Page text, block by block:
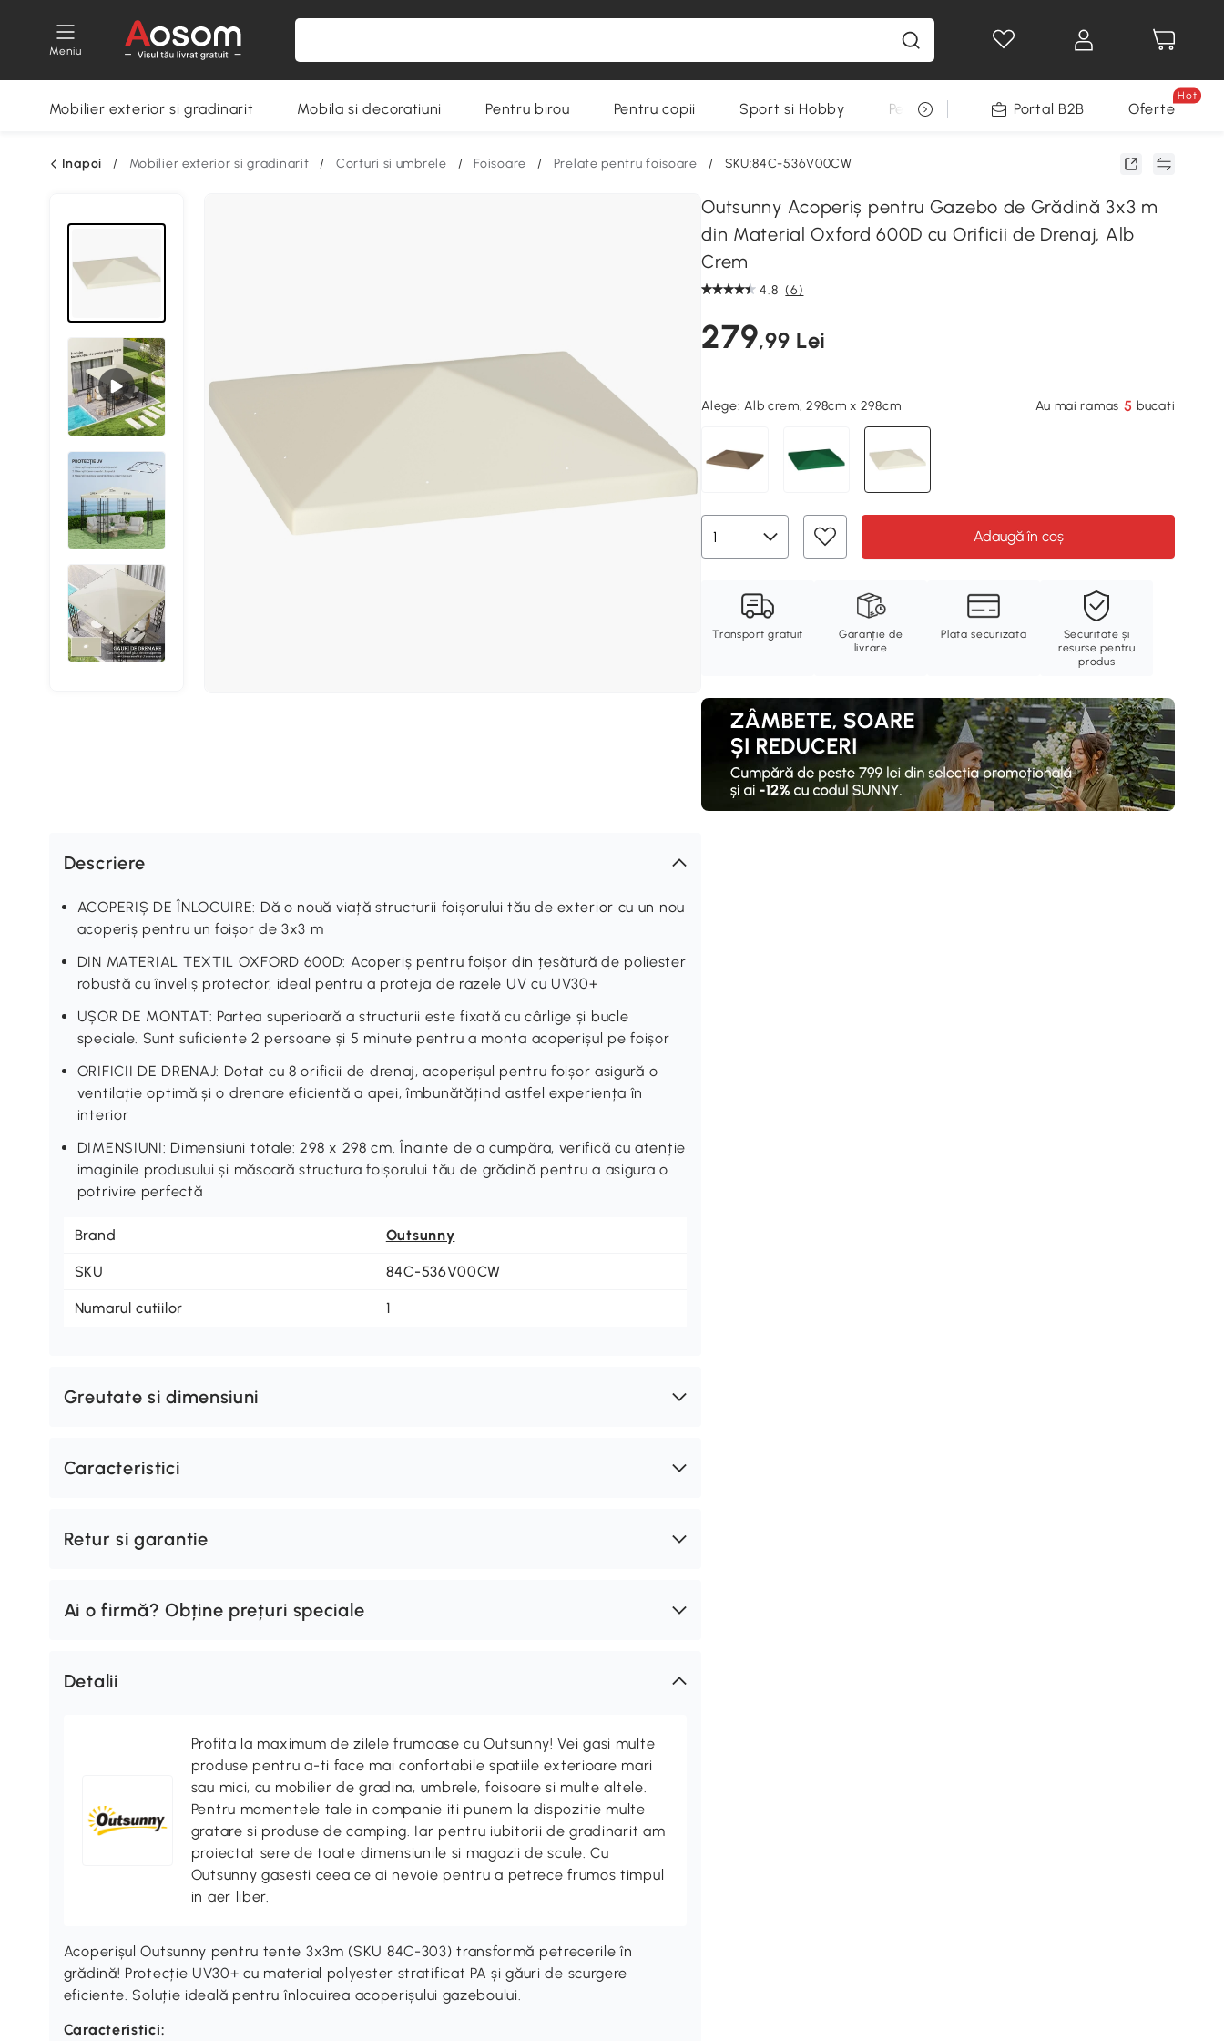
Meniu
Mobilier exterior si gradinarit Mobila si decoratiuni Pentru birou Pentru copii Sport si Hobby Pentru animale Decoratiuni Sarbatori
Portal B2B Oferte
Hot
Inapoi / Mobilier exterior si gradinarit / Corturi si umbrele / Foisoare / Prelate pentru foisoare / SKU:84C-536V00CW
Outsunny Acoperiș pentru Gazebo de Grădină 3x3 m
din Material Oxford 600D cu Orificii de Drenaj, Alb
Crem
4.8 (6)
279,99 Lei
Alege:Alb crem, 298cm x 298cm Au mai ramas 5bucati
Adaugă în coș
Transport gratuit
Garanție de
livrare
Plata securizata
Securitate și
resurse pentru
produs
Descriere
ACOPERIȘ DE ÎNLOCUIRE: Dă o nouă viață structurii foișorului tău de exterior cu un nou
acoperiș pentru un foișor de 3x3 m
DIN MATERIAL TEXTIL OXFORD 600D: Acoperiș pentru foișor din țesătură de poliester
robustă cu înveliș protector, ideal pentru a proteja de razele UV cu UV30+
UȘOR DE MONTAT: Partea superioară a structurii este fixată cu cârlige și bucle
speciale. Sunt suficiente 2 persoane și 5 minute pentru a monta acoperișul pe foișor
ORIFICII DE DRENAJ: Dotat cu 8 orificii de drenaj, acoperișul pentru foișor asigură o
ventilație optimă și o drenare eficientă a apei, îmbunătățind astfel experiența în
interior
DIMENSIUNI: Dimensiuni totale: 298 x 298 cm. Înainte de a cumpăra, verifică cu atenție
imaginile produsului și măsoară structura foișorului tău de grădină pentru a asigura o
potrivire perfectă
Brand Outsunny
SKU 84C-536V00CW
Numarul cutiilor 1
Greutate si dimensiuni
Caracteristici
Retur si garantie
Ai o firmă? Obține prețuri speciale
Detalii
Profita la maximum de zilele frumoase cu Outsunny! Vei gasi multe
produse pentru a-ti face mai confortabile spatiile exterioare mari
sau mici, cu mobilier de gradina, umbrele, foisoare si multe altele.
Pentru momentele tale in companie iti punem la dispozitie multe
gratare si produse de camping. Iar pentru iubitorii de gradinarit am
proiectat sere de toate dimensiunile si magazii de scule. Cu
Outsunny gasesti ceea ce ai nevoie pentru a petrece frumos timpul
in aer liber.
Acoperișul Outsunny pentru tente 3x3m (SKU 84C-303) transformă petrecerile în
grădină! Protecție UV30+ cu material polyester stratificat PA și găuri de scurgere
eficiente. Soluție ideală pentru înlocuirea acoperișului gazeboului.
Caracteristici: